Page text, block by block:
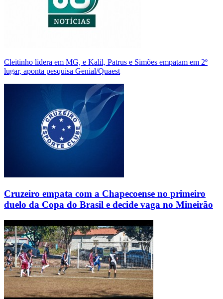
Cleitinho lidera em MG, e Kalil, Patrus e Simões empatam em 2º
lugar, aponta pesquisa Genial/Quaest
Cruzeiro empata com a Chapecoense no primeiro
duelo da Copa do Brasil e decide vaga no Mineirão